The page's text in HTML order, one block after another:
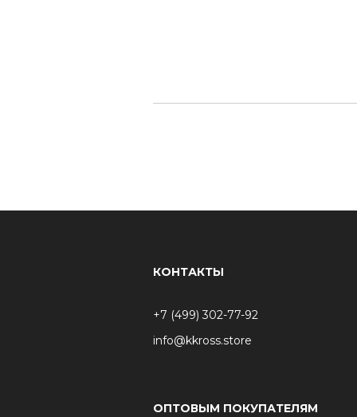
КОНТАКТЫ
+7 (499) 302-77-92
info@kkross.store
ОПТОВЫМ ПОКУПАТЕЛЯМ